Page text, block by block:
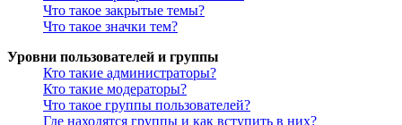
Что такое закрытые темы?
Что такое значки тем?
Уровни пользователей и группы
Кто такие администраторы?
Кто такие модераторы?
Что такое группы пользователей?
Где находятся группы и как вступить в них?